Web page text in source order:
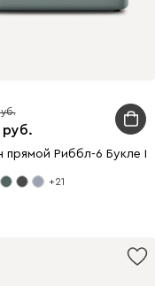
прямой Риббл-6 Букле
+21